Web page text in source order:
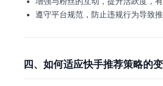
遵守平台规范，防止违规行为导致推
四、如何适应快手推荐策略的